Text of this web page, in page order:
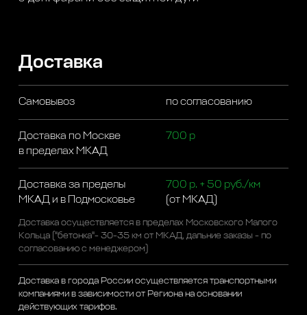
Доставка
Самовывоз по согласованию
Доставка по Москве
в пределах МКАД
700 р
Доставка за пределы
МКАД и в Подмосковье
700 р. + 50 руб./км
(от МКАД)
Доставка осуществляется в пределах Московского Малого
Кольца ("бетонка"- 30-35 км от МКАД, дальние заказы - по
согласованию с менеджером)
Доставка в города России осуществляется транспортными
компаниями в зависимости от Региона на основании
действующих тарифов.